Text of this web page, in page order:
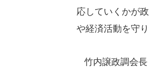
応していくかが
や経済活動を守
竹内譲政調会長